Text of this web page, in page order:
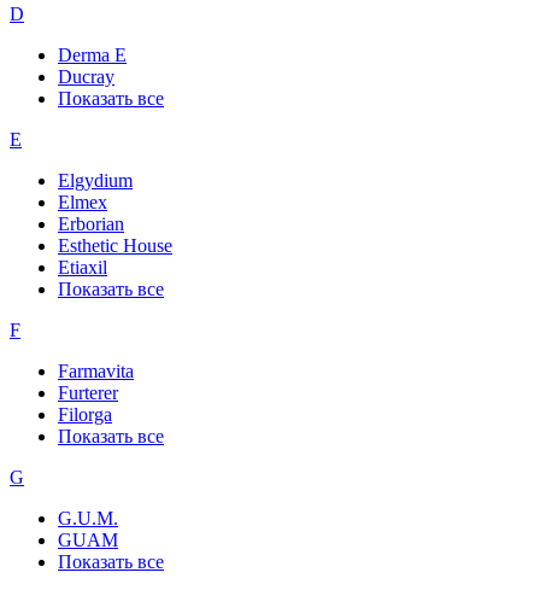
D
Derma E
Ducray
Показать все
E
Elgydium
Elmex
Erborian
Esthetic House
Etiaxil
Показать все
F
Farmavita
Furterer
Filorga
Показать все
G
G.U.M.
GUAM
Показать все